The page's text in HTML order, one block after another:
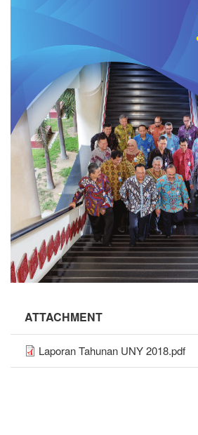
ATTACHMENT
Laporan Tahunan UNY 2018.pdf